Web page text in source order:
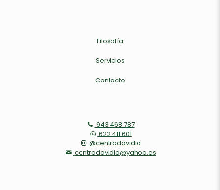
Filosofía
Servicios
Contacto
943 468 787
622 411 601
@centrodavidia
centrodavidia@yahoo.es